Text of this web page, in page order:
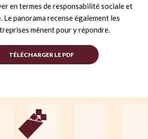
en termes de responsabilité sociale et
Le panorama recense également les
mènent pour y répondre.
TÉLÉCHARGER LE PDF